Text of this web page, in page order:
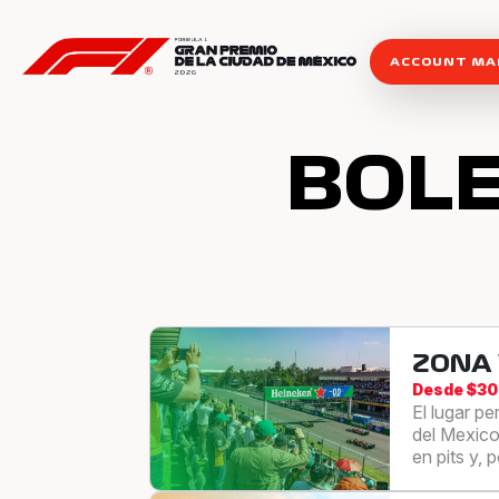
ACCOUNT
ZONA
Desde
El lugar
del
en pits y,